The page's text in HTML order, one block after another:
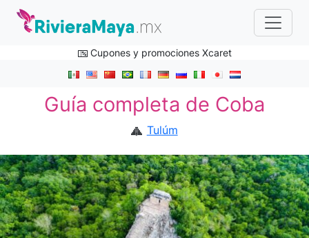
Cupones y promociones Xcaret
Guía completa de Coba
Tulúm